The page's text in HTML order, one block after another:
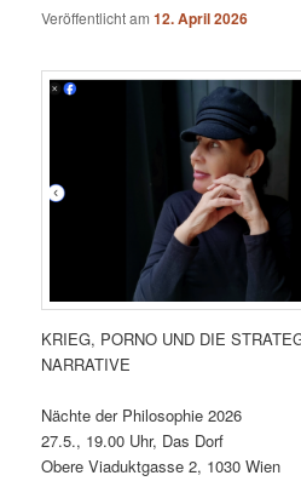
Veröffentlicht am12. April 2026
KRIEG, PORNO UND DIE
NARRATIVE
Nächte der Philosophie 2026
27.5., 19.00 Uhr, Das Dorf
Obere Viaduktgasse 2, 1030 Wien